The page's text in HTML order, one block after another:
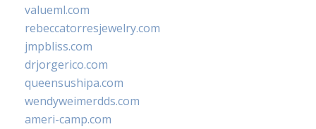
valueml.com
rebeccatorresjewelry.com
jmpbliss.com
drjorgerico.com
queensushipa.com
wendyweimerdds.com
ameri-camp.com